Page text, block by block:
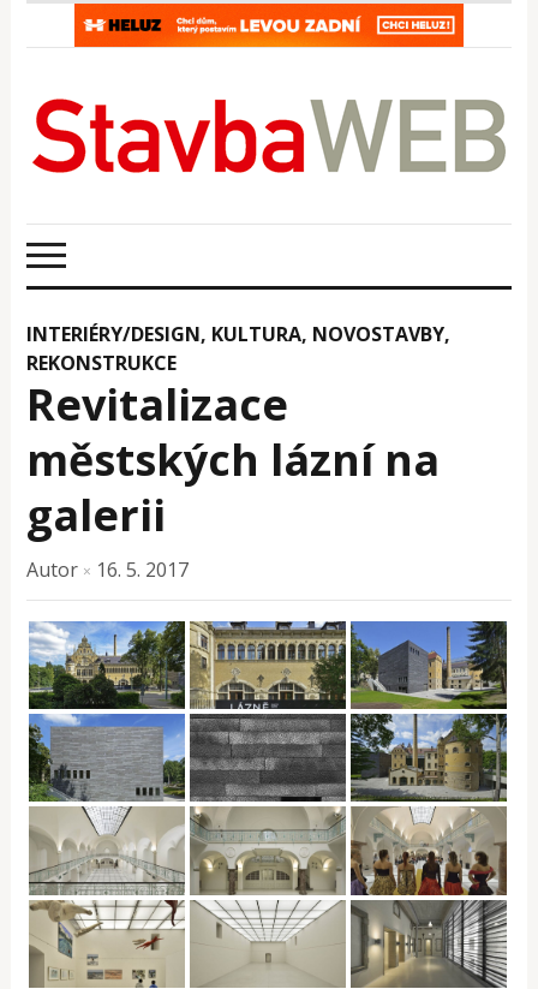
INTERIÉRY/DESIGN, KULTURA, NOVOSTAVBY,
REKONSTRUKCE
Revitalizace
městských lázní na
galerii
Autor × 16. 5. 2017